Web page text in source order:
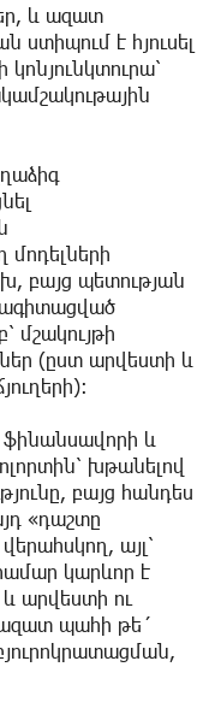
և ազատ
ստիպում է հյուսել
բայց պետության
մշակույթի
(ըստ արվեստի և
և
խթանելով
բայց հանդես
«դաշտը
այլ՝
կարևոր է
արվեստի ու
պահի թե´